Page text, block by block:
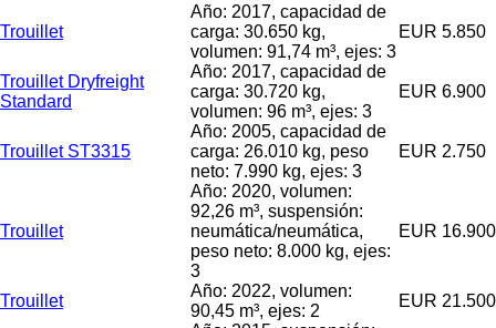
Trouillet
Año: 2017, capacidad de
carga: 30.650 kg,
volumen: 91,74 m³, ejes: 3
EUR 5.850
Trouillet Dryfreight
Standard
Año: 2017, capacidad de
carga: 30.720 kg,
volumen: 96 m³, ejes: 3
EUR 6.900
Trouillet ST3315
Año: 2005, capacidad de
carga: 26.010 kg, peso
neto: 7.990 kg, ejes: 3
EUR 2.750
Trouillet
Año: 2020, volumen:
92,26 m³, suspensión:
neumática/neumática,
peso neto: 8.000 kg, ejes:
3
EUR 16.900
Trouillet
Año: 2022, volumen:
90,45 m³, ejes: 2
EUR 21.500